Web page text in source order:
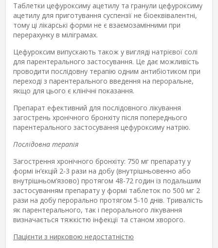
Таблетки цефуроксиму ацетилу та гранули цефуроксиму
ацетилу для приготування суспензії не біоеквівалентні,
тому ці лікарські форми не є взаємозамінними при
перерахунку в міліграмах.
Цефуроксим випускають також у вигляді натрієвої солі
для парентерального застосування. Це дає можливість
проводити послідовну терапію одним антибіотиком при
переході з парентерального введення на пероральне,
якщо для цього є клінічні показання.
Препарат ефективний для послідовного лікування
загострень хронічного бронхіту після попереднього
парентерального застосування цефуроксиму натрію.
Послідовна терапія
Загострення хронічного бронхіту: 750 мг препарату у
формі ін’єкцій 2-3 рази на добу (внутрішньовенно або
внутрішньом’язово) протягом 48-72 годин із подальшим
застосуванням препарату у формі таблеток по 500 мг 2
рази на добу перорально протягом 5-10 днів. Тривалість
як парентерального, так і перорального лікування
визначається тяжкістю інфекції та станом хворого.
Пацієнти з нирковою недостатністю